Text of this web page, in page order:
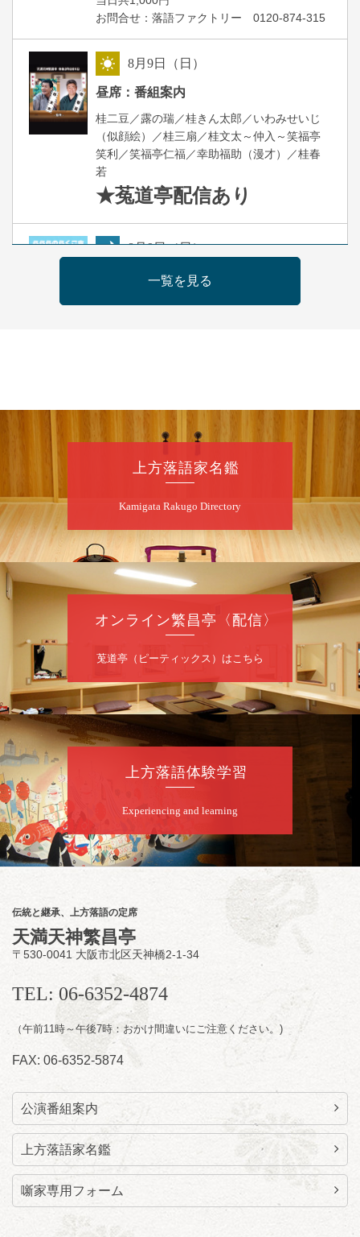
お問合せ：落語ファクトリー 0120-874-315
8月9日（日）
昼席：番組案内
桂二豆／露の瑞／桂きん太郎／いわみせいじ
（似顔絵）／桂三扇／桂文太～仲入～笑福亭
笑利／笑福亭仁福／幸助福助（漫才）／桂春
若
★菟道亭配信あり
8月9日（日）
らららのらくご会④
桂雀太「まんじゅうこわい」／桂三度「青
お問合せ：らららのらくご会予約事務局
090-6976-1777 email：
lalalanorakugo@gmail.com
昼
桂九寿玉／桂弥太郎／桂かい枝※／けんたと
ももえ（音曲漫才）※／笑福亭三喬／桂米二
～仲入～桂咲之輔／林家染団治／渡辺あきら
（ジャグリング）／笑福亭松枝（※…配信は
ございません）
★菟道亭配信あり
夜
8月10日（月）
桂慶治朗 月例奮闘落語会 八月席
桂慶治朗「鉄砲勇助」「植木屋娘」ほか一席
／桂弥壱「開口一番」
前売2,000円 当日2,500円
お問合せ：慶治朗落語会事務局 090-8126-
2020
★菟道亭配信あり
配信の
購入はこちらをクリック
8月11日（火）
昼席：番組案内
桂九寿玉／桂弥太郎／桂かい枝※／けんたと
ももえ（音曲漫才）※／笑福亭三喬／桂米平
～仲入～桂咲之輔／林家染団治／キタノ大地
（マジック）／笑福亭松枝（※…配信はござ
★菟道亭 配信あり
一覧を見る
上方落語家名鑑
Kamigata Rakugo Directory
オンライン繁昌亭〈配信〉
莵道亭（ピーティックス）はこちら
上方落語体験学習
Experiencing and learning
伝統と継承、上方落語の定席
天満天神繁昌亭
〒530-0041 大阪市北区天神橋2-1-34
TEL: 06-6352-4874
（午前11時～午後7時：おかけ間違いにご注意ください。)
FAX: 06-6352-5874
公演番組案内
上方落語家名鑑
噺家専用フォーム